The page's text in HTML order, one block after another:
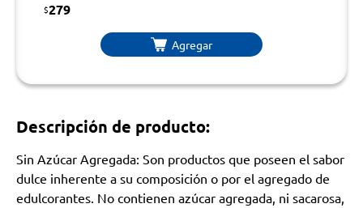
$279
Agregar
Descripción de producto:
Sin Azúcar Agregada: Son productos que poseen el sabor
dulce inherente a su composición o por el agregado de
edulcorantes. No contienen azúcar agregada, ni sacarosa,